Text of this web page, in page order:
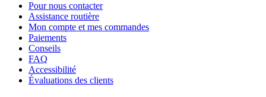
Pour nous contacter
Assistance routière
Mon compte et mes commandes
Paiements
Conseils
FAQ
Accessibilité
Évaluations des clients